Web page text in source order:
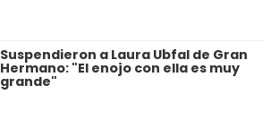
Suspendieron a Laura Ubfal de Gran
Hermano: "El enojo con ella es muy
grande"